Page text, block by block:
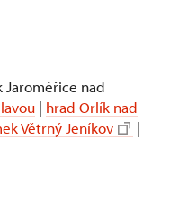
Jaroměřice nad
| hrad Orlík nad
Větrný Jeníkov
|